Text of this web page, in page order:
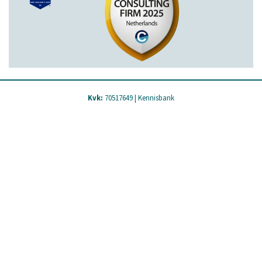
Kvk: 70517649 | Kennisbank